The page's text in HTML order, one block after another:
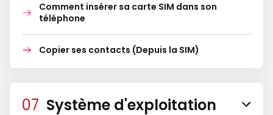
Comment insérer sa carte SIM dans son
téléphone
Copier ses contacts (Depuis la SIM)
Système d'exploitation